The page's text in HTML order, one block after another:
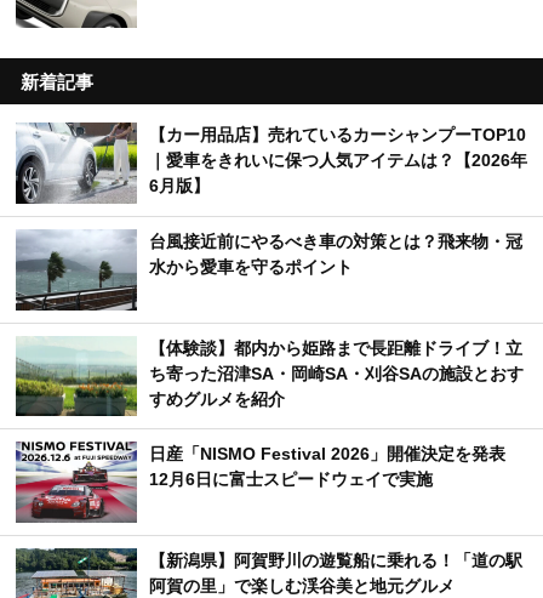
新着記事
【カー用品店】売れているカーシャンプーTOP10
｜愛車をきれいに保つ人気アイテムは？【2026年
6月版】
台風接近前にやるべき車の対策とは？飛来物・冠
水から愛車を守るポイント
【体験談】都内から姫路まで長距離ドライブ！立
ち寄った沼津SA・岡崎SA・刈谷SAの施設とおす
すめグルメを紹介
日産「NISMO Festival 2026」開催決定を発表
12月6日に富士スピードウェイで実施
【新潟県】阿賀野川の遊覧船に乗れる！「道の駅
阿賀の里」で楽しむ渓谷美と地元グルメ